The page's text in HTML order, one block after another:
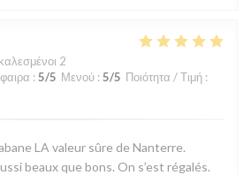
2
: 5/5 Μενού : 5/5 Ποιότητα / Τιμή :
LA valeur sûre de Nanterre.
beaux que bons. On s’est régalés.